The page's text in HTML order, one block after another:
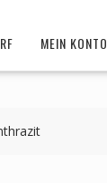
MEIN KONTO